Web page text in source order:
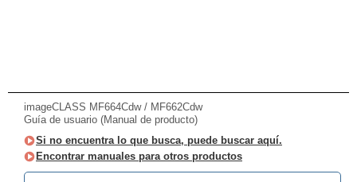
imageCLASS MF664Cdw / MF662Cdw
Guía de usuario (Manual de producto)
Si no encuentra lo que busca, puede buscar aquí.
Encontrar manuales para otros productos